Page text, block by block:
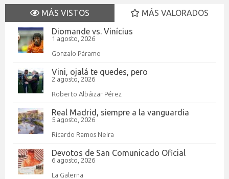
MÁS VISTOS
MÁS VALORADOS
Diomande vs. Vinícius
1 agosto, 2026
Gonzalo Páramo
Vini, ojalá te quedes, pero
2 agosto, 2026
Roberto Albáizar Pérez
Real Madrid, siempre a la vanguardia
5 agosto, 2026
Ricardo Ramos Neira
Devotos de San Comunicado Oficial
6 agosto, 2026
La Galerna